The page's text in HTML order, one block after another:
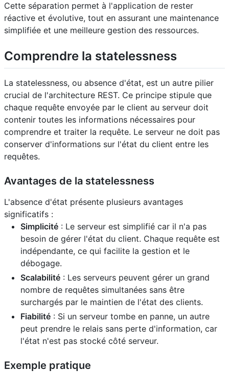
Cette séparation permet à l'application de rester
réactive et évolutive, tout en assurant une maintenance
simplifiée et une meilleure gestion des ressources.
Comprendre la statelessness
La statelessness, ou absence d'état, est un autre pilier
crucial de l'architecture REST. Ce principe stipule que
chaque requête envoyée par le client au serveur doit
contenir toutes les informations nécessaires pour
comprendre et traiter la requête. Le serveur ne doit pas
conserver d'informations sur l'état du client entre les
requêtes.
Avantages de la statelessness
L'absence d'état présente plusieurs avantages
significatifs :
Simplicité : Le serveur est simplifié car il n'a pas
besoin de gérer l'état du client. Chaque requête est
indépendante, ce qui facilite la gestion et le
débogage.
Scalabilité : Les serveurs peuvent gérer un grand
nombre de requêtes simultanées sans être
surchargés par le maintien de l'état des clients.
Fiabilité : Si un serveur tombe en panne, un autre
peut prendre le relais sans perte d'information, car
l'état n'est pas stocké côté serveur.
Exemple pratique